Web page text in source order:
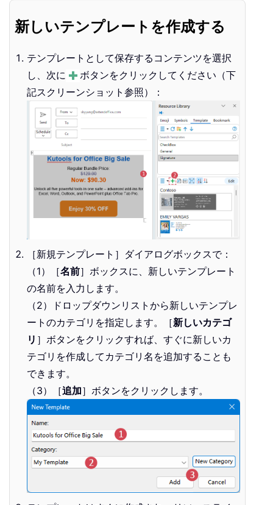
新しいテンプレートを作成する
テンプレートとして保存するコンテンツを選択
し、次に
ボタンをクリックしてください（下
記スクリーンショット参照）：
［新規テンプレート］ダイアログボックスで：
（1）［名前］ボックスに、新しいテンプレート
の名前を入力します。
（2）ドロップダウンリストから新しいテンプレ
ートのカテゴリを指定します。［新しいカテゴ
リ ］ボタンをクリックすれば、すぐに新しいカ
テゴリを作成してカテゴリ名を追加することも
できます。
（3）［追加］ボタンをクリックします。